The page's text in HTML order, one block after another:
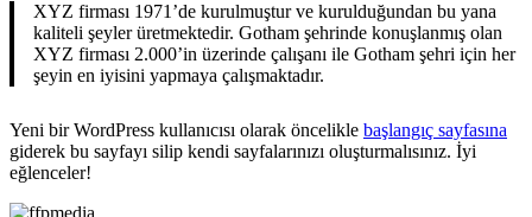
XYZ firması 1971’de kurulmuştur ve kurulduğundan bu yana
kaliteli şeyler üretmektedir. Gotham şehrinde konuşlanmış olan
XYZ firması 2.000’in üzerinde çalışanı ile Gotham şehri için her
şeyin en iyisini yapmaya çalışmaktadır.
Yeni bir WordPress kullanıcısı olarak öncelikle başlangıç sayfasına
giderek bu sayfayı silip kendi sayfalarınızı oluşturmalısınız. İyi
eğlenceler!